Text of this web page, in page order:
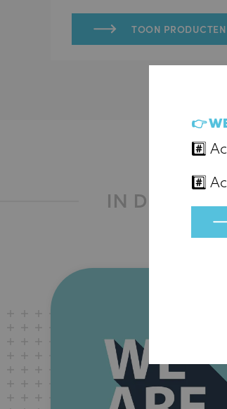
TOON PRODUCTEN
IN DE KIJKER
👉
#️⃣
#️⃣